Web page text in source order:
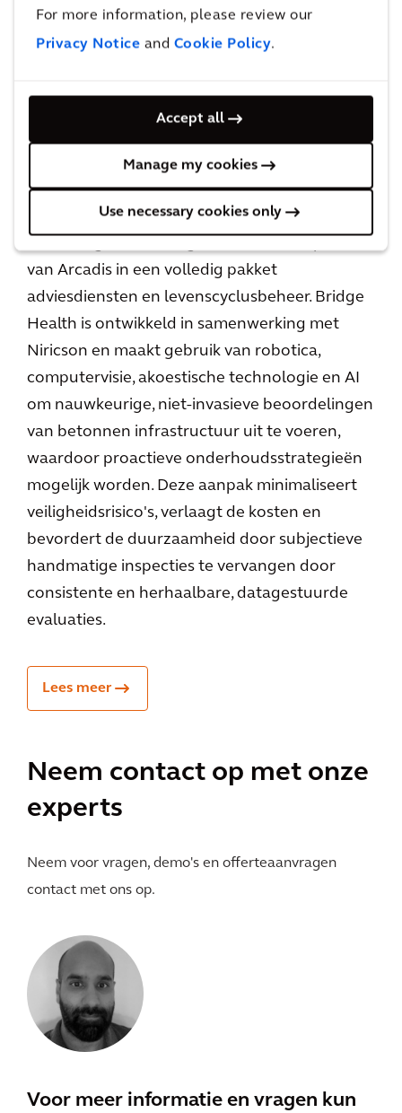
For more information, please review our
Privacy Notice and Cookie Policy.
Accept all
Manage my cookies
Use necessary cookies only
Bridge Health
Bridge Health is onze gedetailleerde
bruginspectiedienst, ontworpen om de
veiligheid en levensduur van bruggen te
verbeteren door geavanceerde digitale
van Arcadis in een volledig pakket
adviesdiensten en levenscyclusbeheer. Bridge
Health is ontwikkeld in samenwerking met
Niricson en maakt gebruik van robotica,
computervisie, akoestische technologie en AI
om nauwkeurige, niet-invasieve beoordelingen
van betonnen infrastructuur uit te voeren,
waardoor proactieve onderhoudsstrategieën
mogelijk worden. Deze aanpak minimaliseert
veiligheidsrisico's, verlaagt de kosten en
bevordert de duurzaamheid door subjectieve
handmatige inspecties te vervangen door
consistente en herhaalbare, datagestuurde
evaluaties.
Lees meer
Neem contact op met onze
experts
Neem voor vragen, demo's en offerteaanvragen
contact met ons op.
Voor meer informatie en vragen kun